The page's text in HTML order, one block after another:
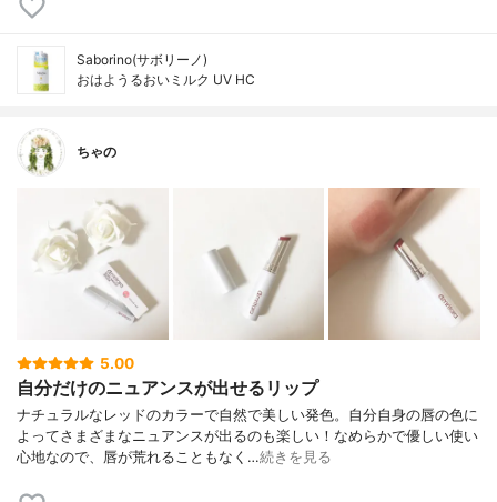
Saborino(サボリーノ)
おはようるおいミルク UV HC
ちゃの
5.00
自分だけのニュアンスが出せるリップ
ナチュラルなレッドのカラーで自然で美しい発色。自分自身の唇の色に
よってさまざまなニュアンスが出るのも楽しい！なめらかで優しい使い
心地なので、唇が荒れることもなく…続きを見る